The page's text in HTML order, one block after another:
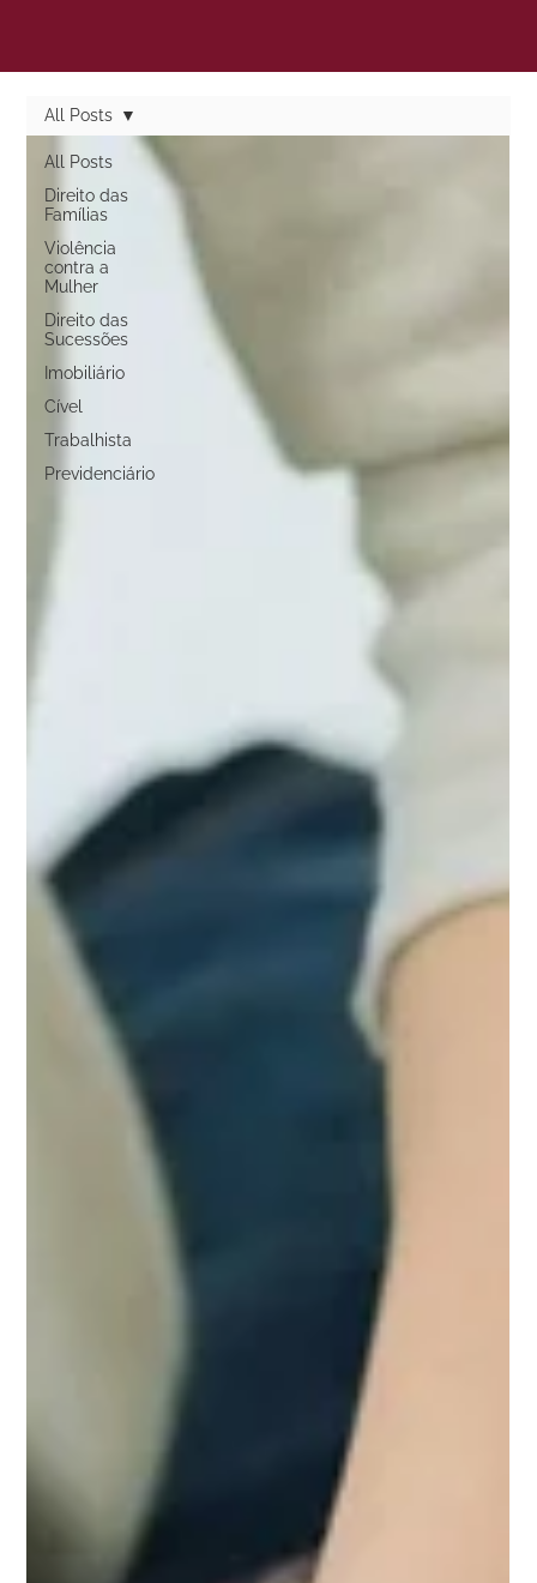
All Posts
Direito das
Famílias
Violência
contra a
Mulher
Direito das
Sucessões
Imobiliário
Cível
Trabalhista
Previdenciário
All Posts